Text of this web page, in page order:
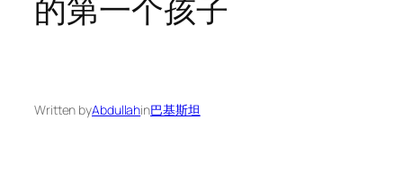
的第一个孩子
Written byAbdullahin巴基斯坦